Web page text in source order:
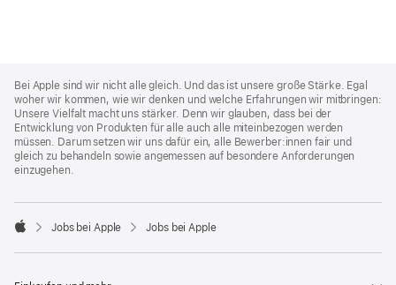
Footer
Bei Apple sind wir nicht alle gleich. Und das ist unsere große Stärke. Egal
woher wir kommen, wie wir denken und welche Erfahrungen wir mitbringen:
Unsere Vielfalt macht uns stärker. Denn wir glauben, dass bei der
Entwicklung von Produkten für alle auch alle miteinbezogen werden
müssen. Darum setzen wir uns dafür ein, alle Bewerber:innen fair und
gleich zu behandeln sowie angemessen auf besondere Anforderungen
einzugehen.

Jobs bei Apple Jobs bei Apple